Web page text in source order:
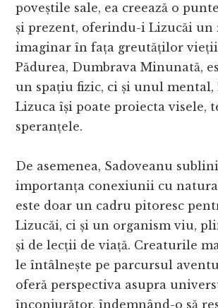
poveștile sale, ea creează o
și prezent, oferindu-i Lizucăi un
imaginar în fața greutăților
Pădurea, Dumbrava Minunată,
un spațiu fizic, ci și unul mental,
Lizuca își poate proiecta visele,
speranțele.
De asemenea, Sadoveanu
importanța conexiunii cu
este doar un cadru pitoresc
Lizucăi, ci și un organism viu,
și de lecții de viață. Creaturile
le întâlnește pe parcursul
oferă perspectiva asupra
înconjurător, îndemnând-o să